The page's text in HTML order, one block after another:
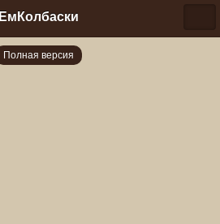
ЕмКолбаски
Полная версия